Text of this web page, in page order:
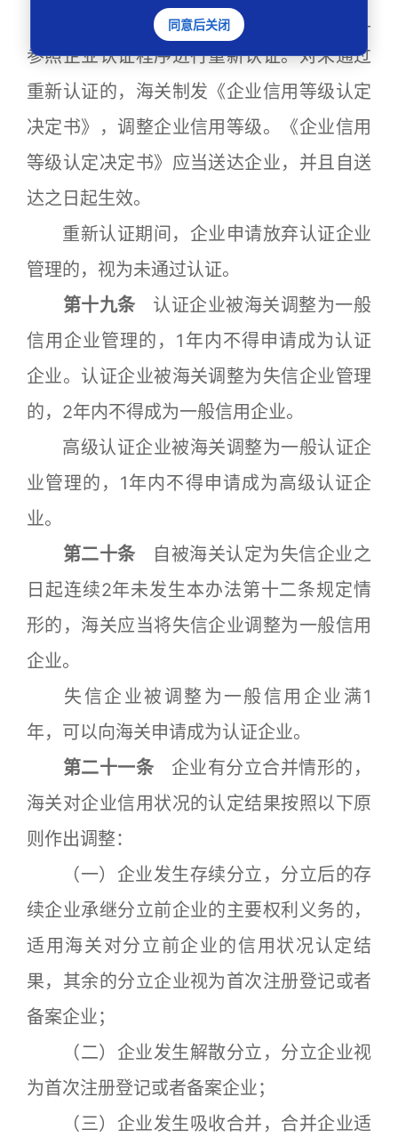
重新认证前，海关应当通知企业，并且
参照企业认证程序进行重新认证。对未通过
重新认证的，海关制发《企业信用等级认定
决定书》，调整企业信用等级。《企业信用
等级认定决定书》应当送达企业，并且自送
达之日起生效。
重新认证期间，企业申请放弃认证企业
管理的，视为未通过认证。
第十九条 认证企业被海关调整为一般
信用企业管理的，1年内不得申请成为认证
企业。认证企业被海关调整为失信企业管理
的，2年内不得成为一般信用企业。
高级认证企业被海关调整为一般认证企
业管理的，1年内不得申请成为高级认证企
业。
第二十条 自被海关认定为失信企业之
日起连续2年未发生本办法第十二条规定情
形的，海关应当将失信企业调整为一般信用
企业。
失信企业被调整为一般信用企业满1
年，可以向海关申请成为认证企业。
第二十一条 企业有分立合并情形的，
海关对企业信用状况的认定结果按照以下原
则作出调整：
（一）企业发生存续分立，分立后的存
续企业承继分立前企业的主要权利义务的，
适用海关对分立前企业的信用状况认定结
果，其余的分立企业视为首次注册登记或者
备案企业；
（二）企业发生解散分立，分立企业视
为首次注册登记或者备案企业；
（三）企业发生吸收合并，合并企业适
同意后关闭